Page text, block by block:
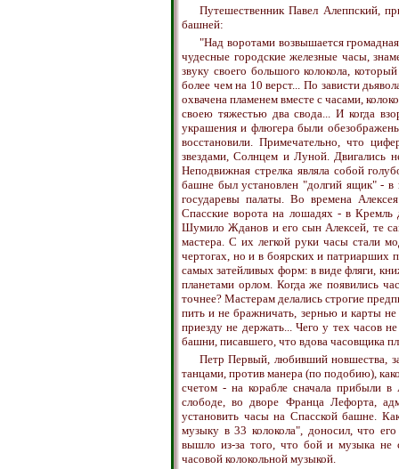
Путешественник Павел Алеппский,
башней:
"Над воротами возвышается
чудесные городские железные часы,
звуку своего большого колокола,
более чем на 10 верст... По зависти
охвачена пламенем вместе с часами,
своею тяжестью два свода... И когда
украшения и флюгера были
восстановили. Примечательно, что
звездами, Солнцем и Луной. Двигались
Неподвижная стрелка являла собой
башне был установлен "долгий ящик" - в
государевы палаты. Во времена
Спасские ворота на лошадях - в
Шумило Жданов и его сын Алексей, те
мастера. С их легкой руки часы стали
чертогах, но и в боярских и патриарших
самых затейливых форм: в виде фляги,
планетами орлом. Когда же появились
точнее? Мастерам делались строгие
пить и не бражничать, зернью и карты
приезду не держать... Чего у тех часов
башни, писавшего, что вдова часовщика
Петр Первый, любивший новшества,
танцами, против манера (по подобию),
счетом - на корабле сначала прибыли
слободе, во дворе Франца Лефорта,
установить часы на Спасской башне.
музыку в 33 колокола", доносил, что
вышло из-за того, что бой и музыка не
часовой колокольной музыкой.